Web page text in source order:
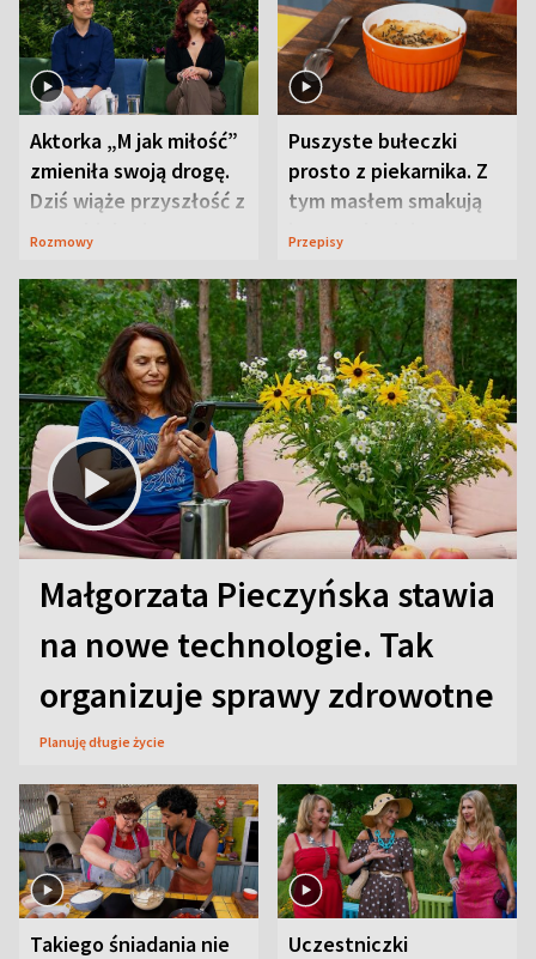
Aktorka „M jak miłość”
zmieniła swoją drogę.
Dziś wiąże przyszłość z
neurobiologią
Rozmowy
Puszyste bułeczki
prosto z piekarnika. Z
tym masłem smakują
jeszcze lepiej
Przepisy
Małgorzata Pieczyńska stawia
na nowe technologie. Tak
organizuje sprawy zdrowotne
Planuję długie życie
Takiego śniadania nie
Uczestniczki